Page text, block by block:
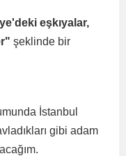
eşkıyalar,
şeklinde bir
İstanbul
gibi adam